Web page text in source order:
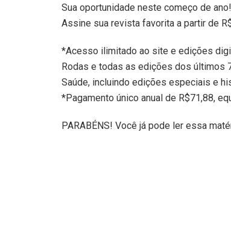
Sua oportunidade neste começo de ano!
Assine sua revista favorita a partir de
*Acesso ilimitado ao site e edições
Rodas e todas as edições dos últimos
Saúde, incluindo edições especiais e
*Pagamento único anual de R$71,88,
PARABÉNS! Você já pode ler essa